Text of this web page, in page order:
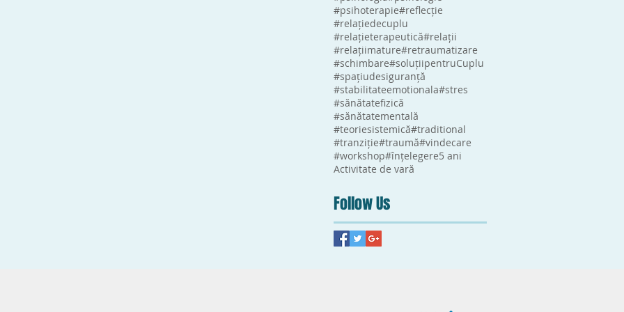
#psihoterapie#reflecție
#relațiedecuplu
#relațieterapeutică#relații
#relațiimature#retraumatizare
#schimbare#soluțiipentruCuplu
#spațiudesiguranță
#stabilitateemotionala#stres
#sănătatefizică
#sănătatementală
#teoriesistemică#traditional
#tranziție#traumă#vindecare
#workshop#înțelegere5 ani
Activitate de vară
Follow Us